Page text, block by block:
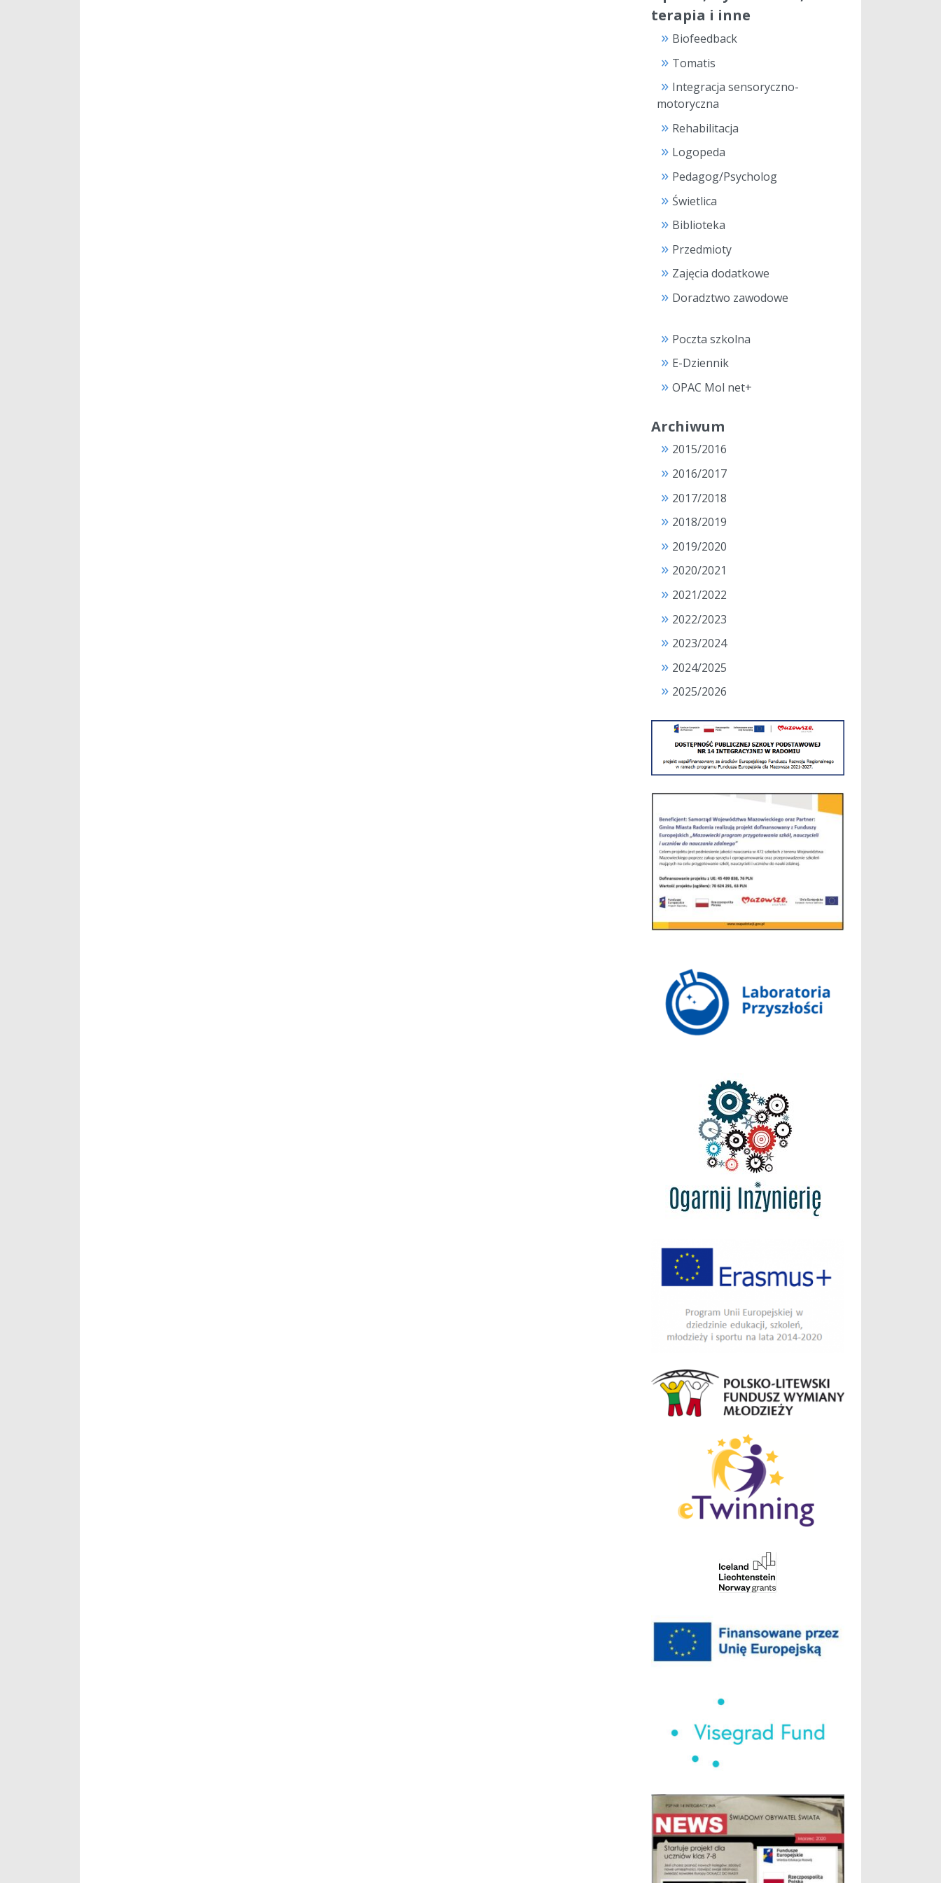
terapia i inne
Biofeedback
Tomatis
Integracja sensoryczno-
motoryczna
Rehabilitacja
Logopeda
Pedagog/Psycholog
Świetlica
Biblioteka
Przedmioty
Zajęcia dodatkowe
Doradztwo zawodowe
Poczta szkolna
E-Dziennik
OPAC Mol net+
Archiwum
2015/2016
2016/2017
2017/2018
2018/2019
2019/2020
2020/2021
2021/2022
2022/2023
2023/2024
2024/2025
2025/2026